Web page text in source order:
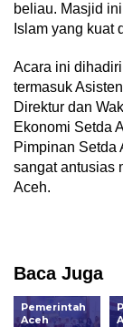
beliau. Masjid
Islam yang kuat
Acara ini
termasuk
Direktur dan
Ekonomi Setda
Pimpinan Setda
sangat antusias
Aceh.
Baca Juga
Pemerintah
Aceh